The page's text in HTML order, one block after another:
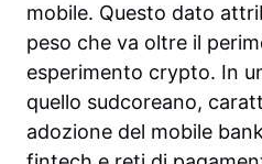
mobile. Questo dato
peso che va oltre il
esperimento crypto. In
quello sudcoreano,
adozione del mobile